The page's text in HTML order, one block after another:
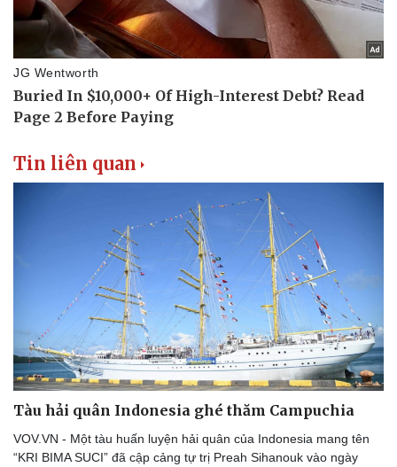
Thế giới thể thao
eSports
Hậu trường
Tư vấn
Tin liên quan
Tàu hải quân Indonesia ghé thăm Campuchia
VOV.VN - Một tàu huấn luyện hải quân của Indonesia mang tên
“KRI BIMA SUCI” đã cập cảng tự trị Preah Sihanouk vào ngày